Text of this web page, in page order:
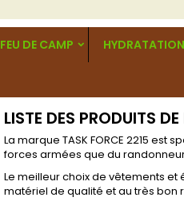
FEU DE CAMP HYDRATATION
LISTE DES PRODUITS
La marque TASK FORCE 2215
forces armées que du
Le meilleur choix de vêtements
matériel de qualité et au très bon